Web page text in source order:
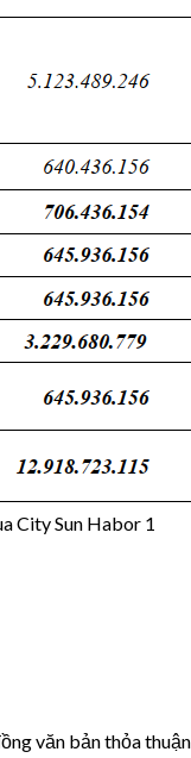
văn bản thỏa thuận.